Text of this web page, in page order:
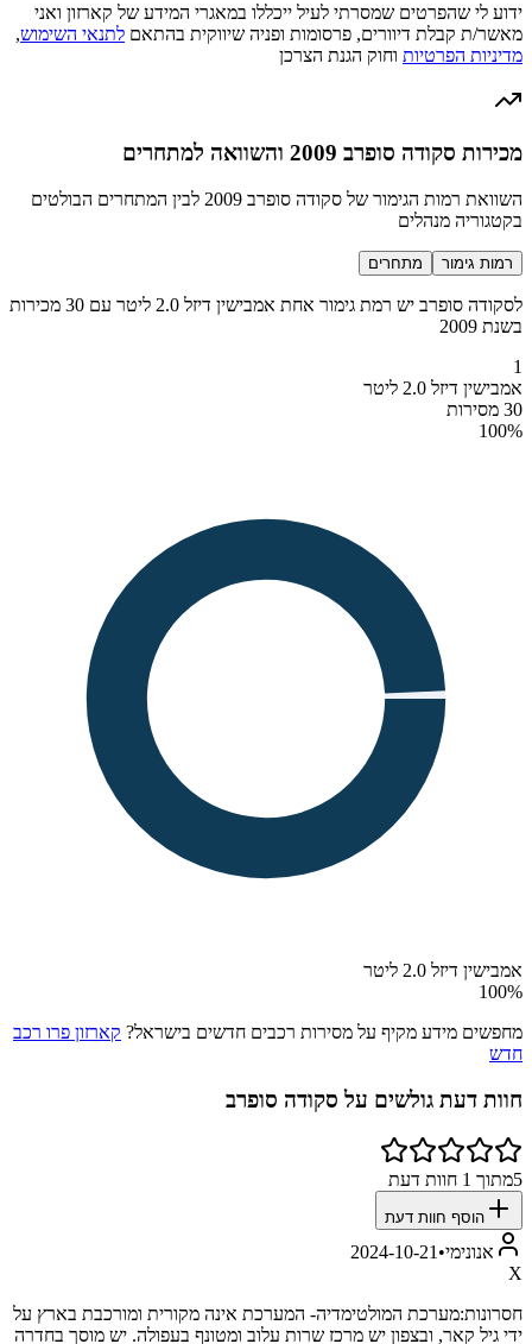
ידוע לי שהפרטים שמסרתי לעיל ייכללו במאגרי המידע של קארזון ואני
מאשר/ת קבלת דיוורים, פרסומות ופניה שיווקית בהתאם לתנאי השימוש,
מדיניות הפרטיות וחוק הגנת הצרכן
מכירות סקודה סופרב 2009 והשוואה למתחרים
השוואת רמות הגימור של סקודה סופרב 2009 לבין המתחרים הבולטים
בקטגוריה מנהלים
רמות גימור מתחרים
לסקודה סופרב יש רמת גימור אחת אמבישין דיזל 2.0 ליטר עם 30 מכירות
בשנת 2009
1
אמבישין דיזל 2.0 ליטר
30 מסירות
100%
אמבישין דיזל 2.0 ליטר
100%
מחפשים מידע מקיף על מסירות רכבים חדשים בישראל? קארזון פרו רכב
חדש
חוות דעת גולשים על סקודה סופרב
5מתוך 1 חוות דעת
הוסף חוות דעת
אנונימי•
2024-10-21
X
חסרונות:מערכת המולטימדיה- המערכת אינה מקורית ומורכבת בארץ על
ידי גיל קאר, ובצפון יש מרכז שרות עלוב ומטונף בעפולה. יש מוסך בחדרה